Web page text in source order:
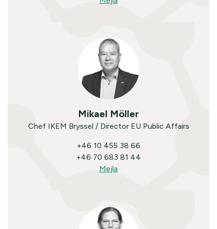
Mikael Möller
Chef IKEM Bryssel / Director EU Public Affairs
+46 10 455 38 66
+46 70 683 81 44
Mejla